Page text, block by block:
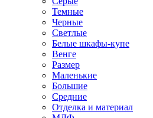
Темные
Черные
Светлые
Белые шкафы-купе
Венге
Размер
Маленькие
Большие
Средние
Отделка и материал